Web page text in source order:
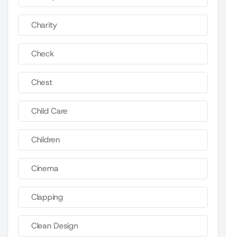
Charity
Check
Chest
Child Care
Children
Cinema
Clapping
Clean Design